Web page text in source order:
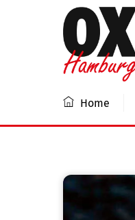
Home